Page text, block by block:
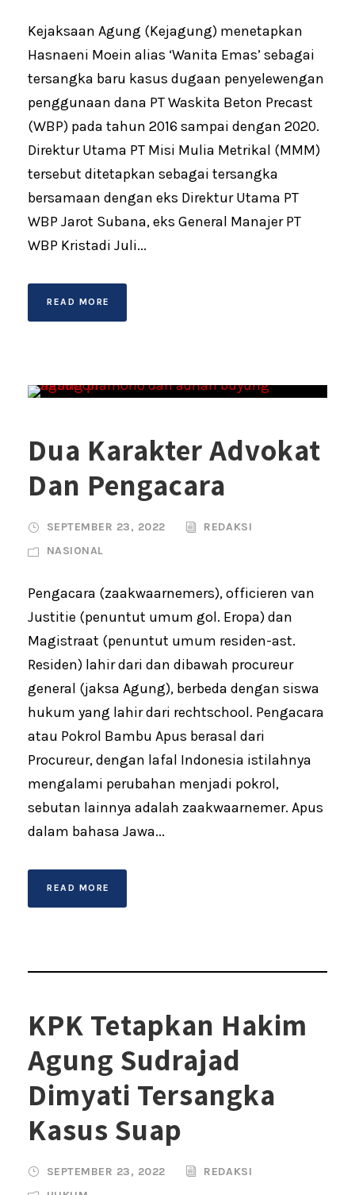
Kejaksaan Agung (Kejagung) menetapkan
Hasnaeni Moein alias ‘Wanita Emas’ sebagai
tersangka baru kasus dugaan penyelewengan
penggunaan dana PT Waskita Beton Precast
(WBP) pada tahun 2016 sampai dengan 2020.
Direktur Utama PT Misi Mulia Metrikal (MMM)
tersebut ditetapkan sebagai tersangka
bersamaan dengan eks Direktur Utama PT
WBP Jarot Subana, eks General Manajer PT
WBP Kristadi Juli...
READ MORE
Dua Karakter Advokat
Dan Pengacara
SEPTEMBER 23, 2022
REDAKSI
NASIONAL
Pengacara (zaakwaarnemers), officieren van
Justitie (penuntut umum gol. Eropa) dan
Magistraat (penuntut umum residen-ast.
Residen) lahir dari dan dibawah procureur
general (jaksa Agung), berbeda dengan siswa
hukum yang lahir dari rechtschool. Pengacara
atau Pokrol Bambu Apus berasal dari
Procureur, dengan lafal Indonesia istilahnya
mengalami perubahan menjadi pokrol,
sebutan lainnya adalah zaakwaarnemer. Apus
dalam bahasa Jawa...
READ MORE
KPK Tetapkan Hakim
Agung Sudrajad
Dimyati Tersangka
Kasus Suap
SEPTEMBER 23, 2022
REDAKSI